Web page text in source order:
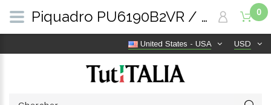
USD
United States - USA
0
Piquadro PU6190B2VR / BLU B2 Revamp | TutITALIA